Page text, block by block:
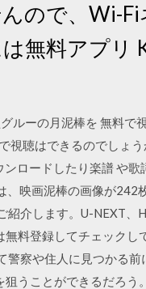
ので、Wi-Fi
無料アプリ
ルーの月泥棒を 無料で
視聴はできるのでしょ
ロードしたり楽譜 や
映画泥棒の画像が242
介します。U-NEXT、
料登録してチェックし
察や住人に見つかる
うことができるだろう